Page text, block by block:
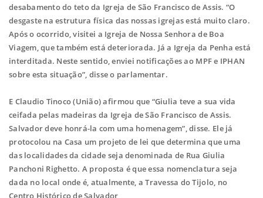
desabamento do teto da Igreja de São Francisco de Assis. “O
desgaste na estrutura física das nossas igrejas está muito claro.
Após o ocorrido, visitei a Igreja de Nossa Senhora de Boa
Viagem, que também está deteriorada. Já a Igreja da Penha está
interditada. Neste sentido, enviei notificações ao MPF e IPHAN
sobre esta situação”, disse o parlamentar.
E Claudio Tinoco (União) afirmou que “Giulia teve a sua vida
ceifada pelas madeiras da Igreja de São Francisco de Assis.
Salvador deve honrá-la com uma homenagem”, disse. Ele já
protocolou na Casa um projeto de lei que determina que uma
das localidades da cidade seja denominada de Rua Giulia
Panchoni Righetto. A proposta é que essa nomenclatura seja
dada no local onde é, atualmente, a Travessa do Tijolo, no
Centro Histórico de Salvador